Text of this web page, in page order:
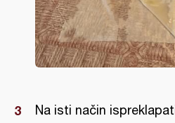
Na isti način